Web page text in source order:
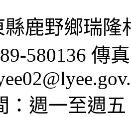
縣鹿野鄉瑞隆
580136 傳
：週一至週五